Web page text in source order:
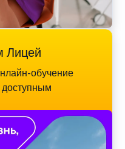
Лицей
обучение